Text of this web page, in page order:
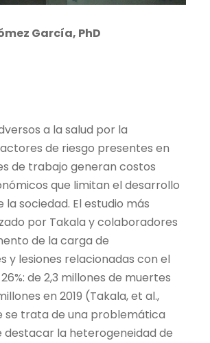
García, PhD
a la salud por la
de riesgo presentes en
de trabajo generan costos
que limitan el desarrollo
la sociedad. El estudio más
por Takala y colaboradores
de la carga de
y lesiones relacionadas con el
de 2,3 millones de muertes
en 2019 (Takala, et al.,
se trata de una problemática
destacar la heterogeneidad de